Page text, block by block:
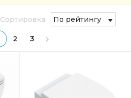
2 3
Сортировка: По рейтингу